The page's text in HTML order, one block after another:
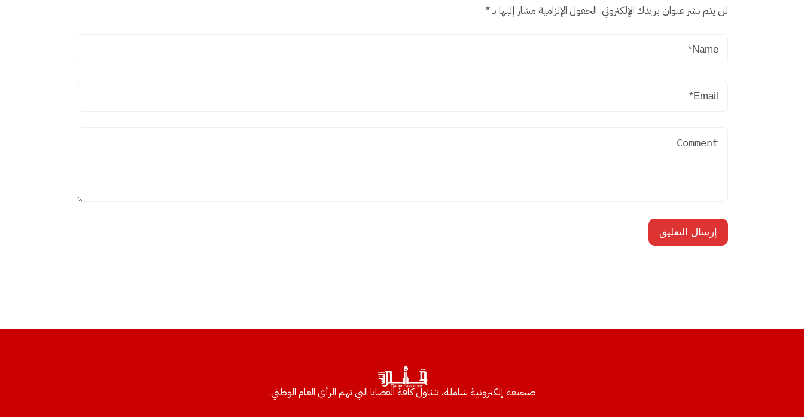
لن يتم نشر عنوان بريدك الإلكتروني. الحقول الإلزامية مشار إليها بـ*
صحيفة إلكترونية شاملة، تتناول كافة القضايا التي تهم الرأي العام الوطني.